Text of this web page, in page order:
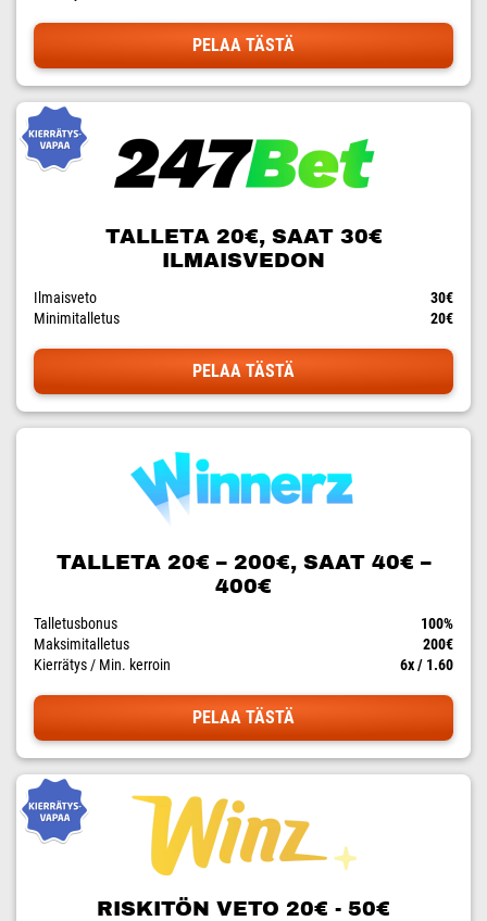
PELAA TÄSTÄ
TALLETA 20€, SAAT 30€
ILMAISVEDON
Ilmaisveto
30€
Minimitalletus
20€
PELAA TÄSTÄ
TALLETA 20€ – 200€, SAAT 40€ –
400€
Talletusbonus
100%
Maksimitalletus
200€
Kierrätys / Min. kerroin
6x / 1.60
PELAA TÄSTÄ
RISKITÖN VETO 20€ - 50€